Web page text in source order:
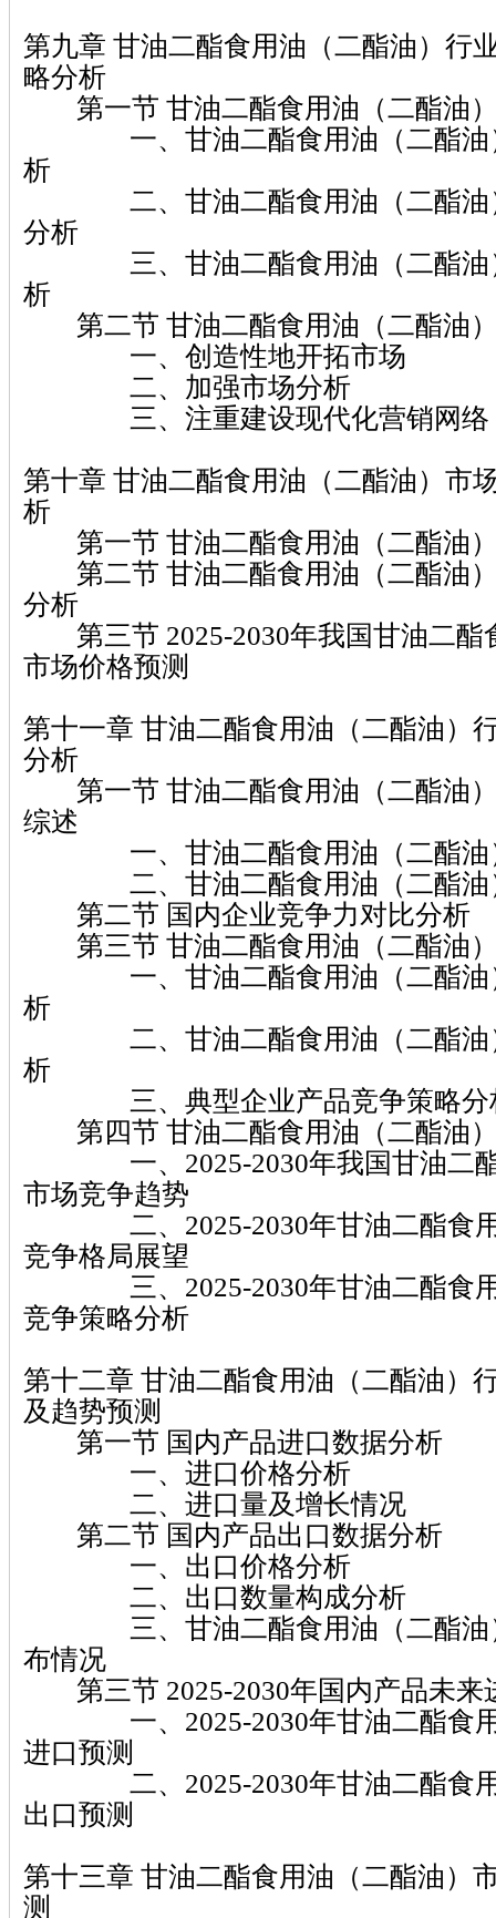
第九章 甘油二酯食用油（二酯油）行
略分析
第一节 甘油二酯食用油（二酯油
一、甘油二酯食用油（二酯油
析
二、甘油二酯食用油（二酯油
分析
三、甘油二酯食用油（二酯油
析
第二节 甘油二酯食用油（二酯油
一、创造性地开拓市场
二、加强市场分析
三、注重建设现代化营销网络
第十章 甘油二酯食用油（二酯油）市
析
第一节 甘油二酯食用油（二酯油
第二节 甘油二酯食用油（二酯油
分析
第三节 2025-2030年我国甘油二酯
市场价格预测
第十一章 甘油二酯食用油（二酯油）
分析
第一节 甘油二酯食用油（二酯油
综述
一、甘油二酯食用油（二酯油
二、甘油二酯食用油（二酯油
第二节 国内企业竞争力对比分析
第三节 甘油二酯食用油（二酯油
一、甘油二酯食用油（二酯油
析
二、甘油二酯食用油（二酯油
析
三、典型企业产品竞争策略分
第四节 甘油二酯食用油（二酯油
一、2025-2030年我国甘油二酯
市场竞争趋势
二、2025-2030年甘油二酯食用
竞争格局展望
三、2025-2030年甘油二酯食用
竞争策略分析
第十二章 甘油二酯食用油（二酯油）
及趋势预测
第一节 国内产品进口数据分析
一、进口价格分析
二、进口量及增长情况
第二节 国内产品出口数据分析
一、出口价格分析
二、出口数量构成分析
三、甘油二酯食用油（二酯油
布情况
第三节 2025-2030年国内产品未来
一、2025-2030年甘油二酯食用
进口预测
二、2025-2030年甘油二酯食用
出口预测
第十三章 甘油二酯食用油（二酯油）
测